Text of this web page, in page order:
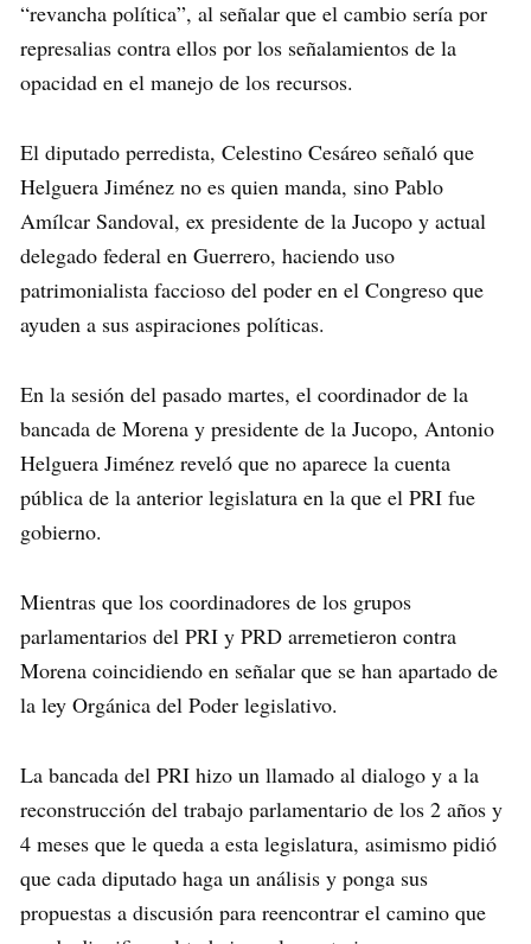
“revancha política”, al señalar que el cambio sería por
represalias contra ellos por los señalamientos de la
opacidad en el manejo de los recursos.
El diputado perredista, Celestino Cesáreo señaló que
Helguera Jiménez no es quien manda, sino Pablo
Amílcar Sandoval, ex presidente de la Jucopo y actual
delegado federal en Guerrero, haciendo uso
patrimonialista faccioso del poder en el Congreso que
ayuden a sus aspiraciones políticas.
En la sesión del pasado martes, el coordinador de la
bancada de Morena y presidente de la Jucopo, Antonio
Helguera Jiménez reveló que no aparece la cuenta
pública de la anterior legislatura en la que el PRI fue
gobierno.
Mientras que los coordinadores de los grupos
parlamentarios del PRI y PRD arremetieron contra
Morena coincidiendo en señalar que se han apartado de
la ley Orgánica del Poder legislativo.
La bancada del PRI hizo un llamado al dialogo y a la
reconstrucción del trabajo parlamentario de los 2 años y
4 meses que le queda a esta legislatura, asimismo pidió
que cada diputado haga un análisis y ponga sus
propuestas a discusión para reencontrar el camino que